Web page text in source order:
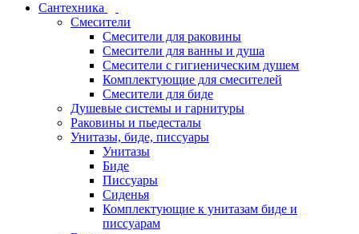
Сантехника
Смесители
Смесители для раковины
Смесители для ванны и душа
Смесители с гигиеническим душем
Комплектующие для смесителей
Смесители для биде
Душевые системы и гарнитуры
Раковины и пьедесталы
Унитазы, биде, писсуары
Унитазы
Биде
Писсуары
Сиденья
Комплектующие к унитазам биде и
писсуарам